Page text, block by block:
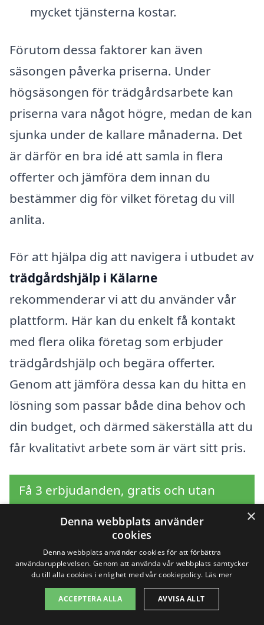
mycket tjänsterna kostar.
Förutom dessa faktorer kan även
säsongen påverka priserna. Under
högsäsongen för trädgårdsarbete kan
priserna vara något högre, medan de kan
sjunka under de kallare månaderna. Det
är därför en bra idé att samla in flera
offerter och jämföra dem innan du
bestämmer dig för vilket företag du vill
anlita.
För att hjälpa dig att navigera i utbudet av
trädgårdshjälp i Kälarne
rekommenderar vi att du använder vår
plattform. Här kan du enkelt få kontakt
med flera olika företag som erbjuder
trädgårdshjälp och begära offerter.
Genom att jämföra dessa kan du hitta en
lösning som passar både dina behov och
din budget, och därmed säkerställa att du
får kvalitativt arbete som är värt sitt pris.
Få 3 erbjudanden, gratis och utan
Sök efter en
professionell för
×
Denna webbplats använder
cookies
Denna webbplats använder cookies för att förbättra
användarupplevelsen. Genom att använda vår webbplats samtycker
du till alla cookies i enlighet med vår cookiepolicy. Läs mer
ACCEPTERA ALLA AVVISA ALLT